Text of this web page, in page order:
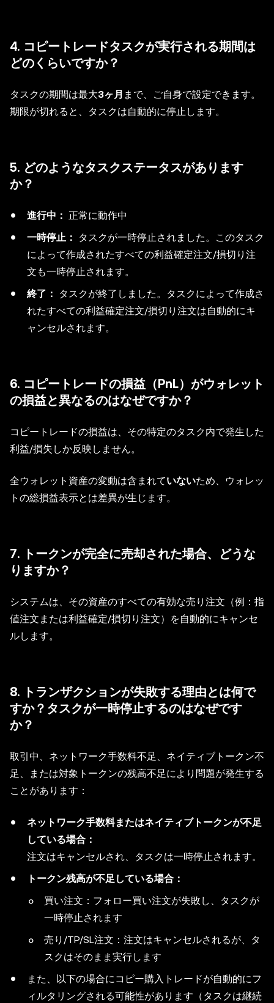
4. コピートレードタスクが実行される期間は
どのくらいですか？
タスクの期間は最大3ヶ月 まで、ご自身で設定できます。
期限が切れると、タスクは自動的に停止します。
5. どのようなタスクステータスがあります
か？
進行中： 正常に動作中
一時停止：
タスクが一時停止されました。このタスク
によって作成されたすべての利益確定注文/損切り注
文も一時停止されます。
終了：
タスクが終了しました。タスクによって作成さ
れたすべての利益確定注文/損切り注文は自動的にキ
ャンセルされます。
6. コピートレードの損益（PnL）がウォレット
の損益と異なるのはなぜですか？
コピートレードの損益は、その特定のタスク内で発生した
利益/損失しか反映しません。
全ウォレット資産の変動は含まれていないため、ウォレッ
トの総損益表示とは差異が生じます。
7. トークンが完全に売却された場合、どうな
りますか？
システムは、その資産のすべての有効な売り注文（例：指
値注文または利益確定/損切り注文）を自動的にキャンセ
ルします。
8. トランザクションが失敗する理由とは何で
すか？タスクが一時停止するのはなぜです
か？
取引中、ネットワーク手数料不足、ネイティブトークン不
足、または対象トークンの残高不足により問題が発生する
ことがあります：
ネットワーク手数料またはネイティブトークンが不足
している場合：
注文はキャンセルされ、タスクは一時停止されます。
トークン残高が不足している場合：
買い注文：フォロー買い注文が失敗し、タスクが
一時停止されます
売り/TP/SL注文：注文はキャンセルされるが、タ
スクはそのまま実行します
また、以下の場合にコピー購入トレードが自動的にフ
ィルタリングされる可能性があります（タスクは継続